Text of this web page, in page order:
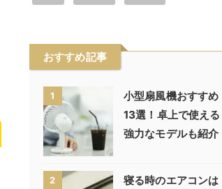
おすすめ記事
1
小型扇風機おすすめ
13選！卓上で使える
強力なモデルも紹介
2
寝る時のエアコンは